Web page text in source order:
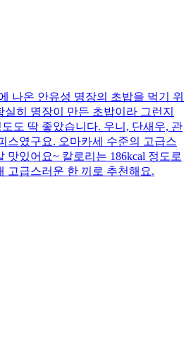
나온 안유성 명장의 초밥을 먹기 위
히 명장이 만든 초밥이라 그런지
도 딱 좋았습니다. 우니, 단새우, 관
스였구요. 오마카세 수준의 고급스
맛있어요~ 칼로리는 186kcal 정도로
고급스러운 한 끼로 추천해요.